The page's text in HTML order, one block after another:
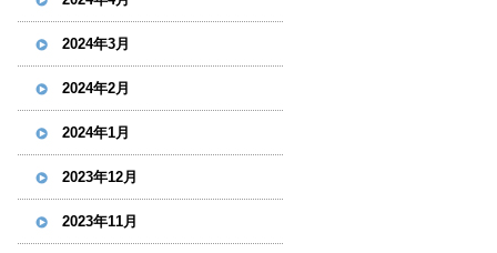
2024年3月
2024年2月
2024年1月
2023年12月
2023年11月